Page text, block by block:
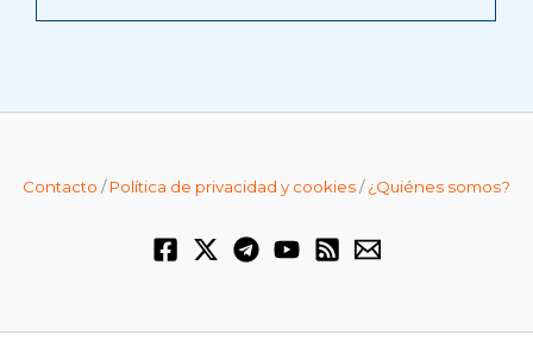
Contacto /Política de privacidad y cookies/¿Quiénes somos?